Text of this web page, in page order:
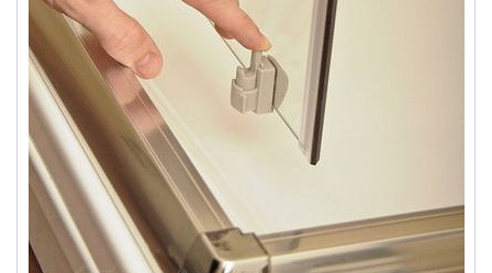
Полотенцесушители
Гидромассаж для ванны
Душевые каналы
Умывальники
Средства ухода